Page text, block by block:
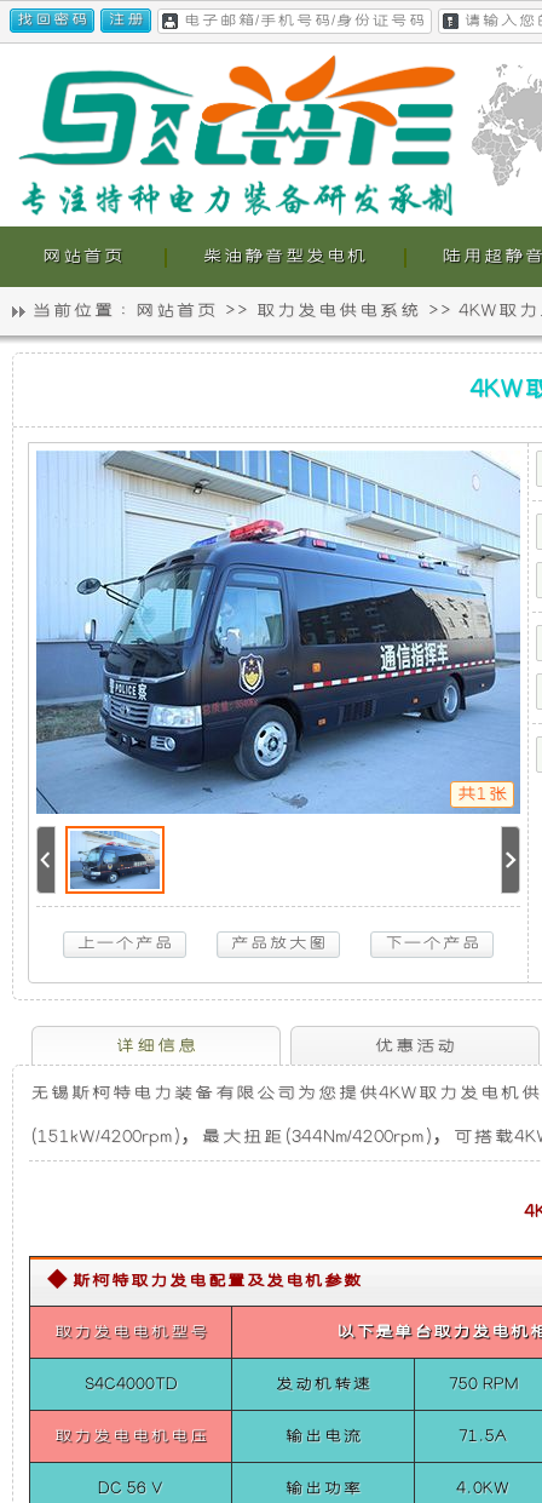
陆用超静
我
的
超
静
发
电
用
全
新
设
音
更
低，
柴油静音型发电机
静
发
电
机
组，
是
相
对
放
式
发
电
组
而
言，
在
网站首页
当前位置 : 网站首页 >> 取力发电供电系统 >> 4KW取
4KW
取
力
发
电
机
供
电
系
统
（丰
田
考
斯
特
通
信
指
挥
车）
4KW
取
力
发
电
机
供
电
田
考
斯
特
通
信
指
挥
车）
4KW
取
力
发
电
机
供
电
系
统
4KW
共1张
详细信息 优惠活动
无锡斯柯特电力装备有限公司为您提供4KW取力发电机
(151kW/4200rpm)，最大扭距(344Nm/4200rpm)，可搭载
◆ 斯柯特取力发电配置及发电机参数
取力发电电机型号 以下是单台取力发电机
S4C4000TD 发动机转速 750 RPM
取力发电电机电压 输出电流 71.5A
DC 56 V 输出功率 4.0KW